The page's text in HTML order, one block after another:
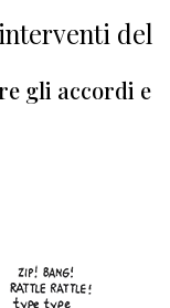
del
gli accordi e